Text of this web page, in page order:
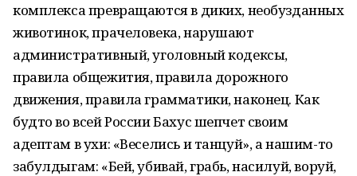
комплекса превращаются в диких, необузданных
животинок, прачеловека, нарушают
административный, уголовный кодексы,
правила общежития, правила дорожного
движения, правила грамматики, наконец. Как
будто во всей России Бахус шепчет своим
адептам в ухи: «Веселись и танцуй», а нашим-то
забулдыгам: «Бей, убивай, грабь, насилуй, воруй,